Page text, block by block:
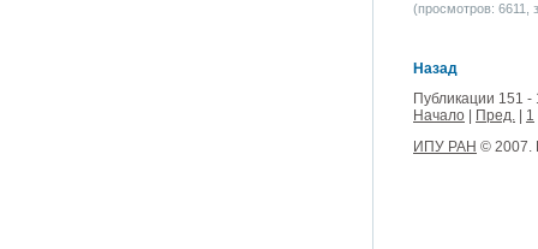
(просмотров: 6611,
Назад
Публикации 151 -
Начало
Пред.
1
ИПУ РАН © 2007.